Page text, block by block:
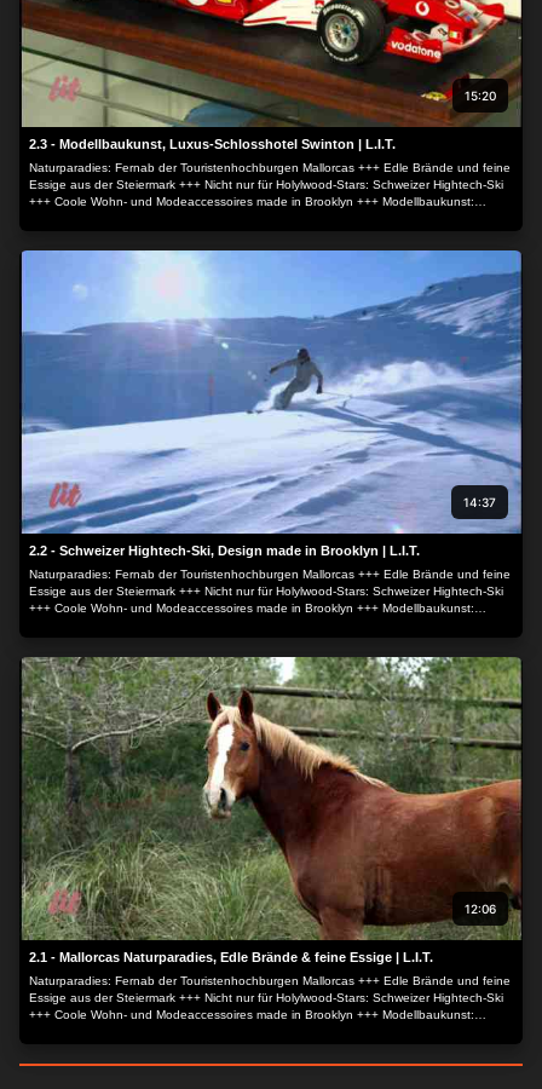
15:20
2.3 - Modellbaukunst, Luxus-Schlosshotel Swinton | L.I.T.
Naturparadies: Fernab der Touristenhochburgen Mallorcas +++ Edle Brände und feine
Essige aus der Steiermark +++ Nicht nur für Holylwood-Stars: Schweizer Hightech-Ski
+++ Coole Wohn- und Modeaccessoires made in Brooklyn +++ Modellbaukunst:
14:37
2.2 - Schweizer Hightech-Ski, Design made in Brooklyn | L.I.T.
Naturparadies: Fernab der Touristenhochburgen Mallorcas +++ Edle Brände und feine
Essige aus der Steiermark +++ Nicht nur für Holylwood-Stars: Schweizer Hightech-Ski
+++ Coole Wohn- und Modeaccessoires made in Brooklyn +++ Modellbaukunst:
12:06
2.1 - Mallorcas Naturparadies, Edle Brände & feine Essige | L.I.T.
Naturparadies: Fernab der Touristenhochburgen Mallorcas +++ Edle Brände und feine
Essige aus der Steiermark +++ Nicht nur für Holylwood-Stars: Schweizer Hightech-Ski
+++ Coole Wohn- und Modeaccessoires made in Brooklyn +++ Modellbaukunst: